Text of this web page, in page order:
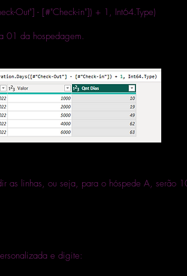
Out"] - [#"Check-in"]) + 1, Int64.Type)
01 da hospedagem.
as linhas, ou seja, para o hóspede A, serão
e digite: